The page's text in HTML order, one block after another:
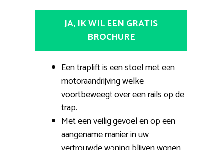
JA, IK WIL EEN GRATIS
BROCHURE
Een traplift is een stoel met een
motoraandrijving welke
voortbeweegt over een rails op de
trap.
Met een veilig gevoel en op een
aangename manier in uw